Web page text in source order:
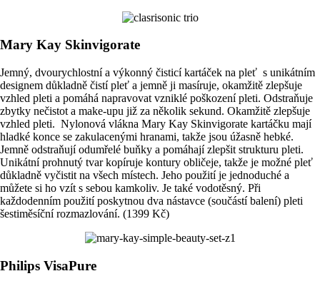
Mary Kay Skinvigorate
Jemný, dvourychlostní a výkonný čisticí kartáček na pleť s unikátním
designem důkladně čistí pleť a jemně ji masíruje, okamžitě zlepšuje
vzhled pleti a pomáhá napravovat vzniklé poškození pleti. Odstraňuje
zbytky nečistot a make-upu již za několik sekund. Okamžitě zlepšuje
vzhled pleti. Nylonová vlákna Mary Kay Skinvigorate kartáčku mají
hladké konce se zakulacenými hranami, takže jsou úžasně hebké.
Jemně odstraňují odumřelé buňky a pomáhají zlepšit strukturu pleti.
Unikátní prohnutý tvar kopíruje kontury obličeje, takže je možné pleť
důkladně vyčistit na všech místech. Jeho použití je jednoduché a
můžete si ho vzít s sebou kamkoliv. Je také vodotěsný. Při
každodenním použití poskytnou dva nástavce (součástí balení) pleti
šestiměsíční rozmazlování. (1399 Kč)
Philips VisaPure